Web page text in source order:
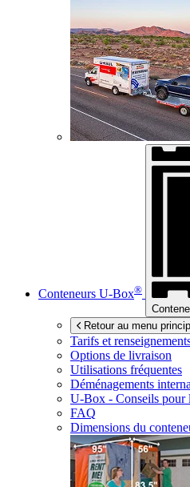
Conteneurs U-Box®
Retour au menu
Tarifs et
Options de livraison
Utilisations fréquentes
Déménagements
U-Box - Conseils pour
FAQ
Dimensions du